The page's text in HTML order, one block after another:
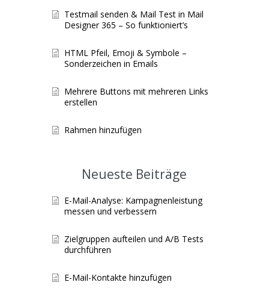
Testmail senden & Mail Test in Mail
Designer 365 – So funktioniert’s
HTML Pfeil, Emoji & Symbole –
Sonderzeichen in Emails
Mehrere Buttons mit mehreren Links
erstellen
Rahmen hinzufügen
Neueste Beiträge
E-Mail-Analyse: Kampagnenleistung
messen und verbessern
Zielgruppen aufteilen und A/B Tests
durchführen
E-Mail-Kontakte hinzufügen